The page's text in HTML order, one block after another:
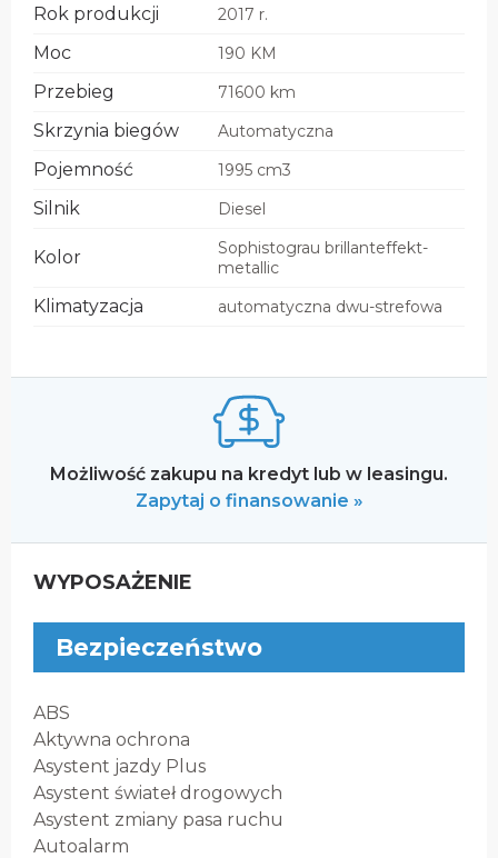
Rok produkcji 2017 r.
Moc 190 KM
Przebieg 71600 km
Skrzynia biegów Automatyczna
Pojemność 1995 cm3
Silnik Diesel
Kolor
Sophistograu brillanteffekt-
metallic
Klimatyzacja automatyczna dwu-strefowa
Możliwość zakupu na kredyt lub w leasingu.
Zapytaj o finansowanie »
WYPOSAŻENIE
Bezpieczeństwo
ABS
Aktywna ochrona
Asystent jazdy Plus
Asystent świateł drogowych
Asystent zmiany pasa ruchu
Autoalarm